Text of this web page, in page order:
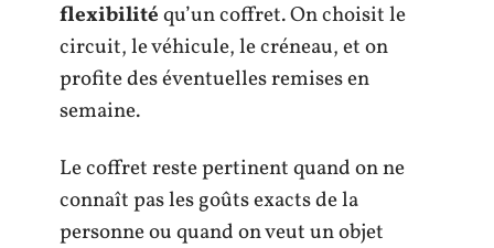
flexibilitéqu’un coffret. On choisit le
circuit, le véhicule, le créneau, et on
profite des éventuelles remises en
semaine.
Le coffret reste pertinent quand on ne
connaît pas les goûts exacts de la
personne ou quand on veut un objet